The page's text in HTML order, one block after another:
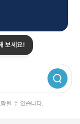
보세요!
될 수 있습니다.